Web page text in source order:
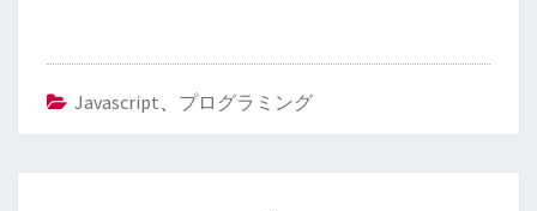
Javascript プログラミング